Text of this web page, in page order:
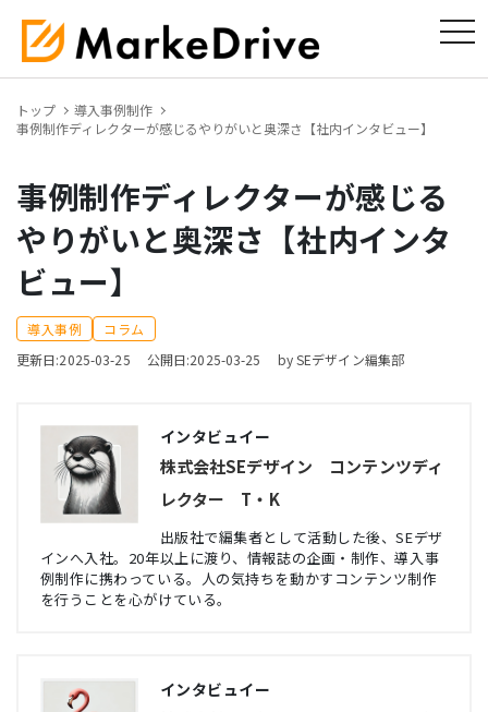
トップ
導入事例制作
事例制作ディレクターが感じるやりがいと奥深さ【社内インタビュー】
事例制作ディレクターが感じる
やりがいと奥深さ【社内インタ
ビュー】
導入事例
コラム
更新日:2025-03-25
公開日:2025-03-25 by SEデザイン編集部
インタビュイー
株式会社SEデザイン コンテンツディ
レクター T・K
出版社で編集者として活動した後、SEデザ
インへ入社。20年以上に渡り、情報誌の企画・制作、導入事
例制作に携わっている。人の気持ちを動かすコンテンツ制作
を行うことを心がけている。
インタビュイー